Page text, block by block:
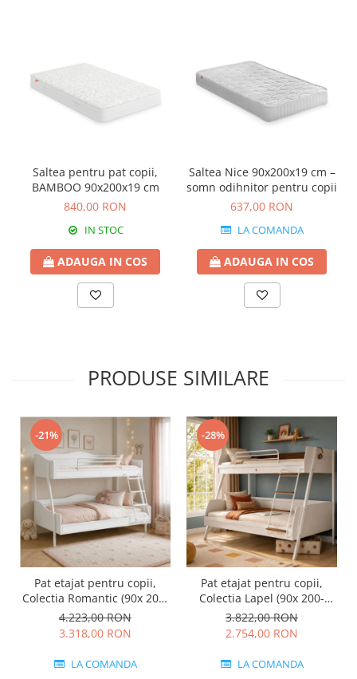
Saltea pentru pat copii,
BAMBOO 90x200x19 cm
840,00 RON
IN STOC
ADAUGA IN COS
Saltea Nice 90x200x19 cm –
somn odihnitor pentru copii
637,00 RON
LA COMANDA
ADAUGA IN COS
PRODUSE SIMILARE
-21%
Pat etajat pentru copii,
Colectia Romantic (90x 200-
120x200 cm)
4.223,00 RON
3.318,00 RON
LA COMANDA
-28%
Pat etajat pentru copii,
Colectia Lapel (90x 200-
120x200 cm)
3.822,00 RON
2.754,00 RON
LA COMANDA